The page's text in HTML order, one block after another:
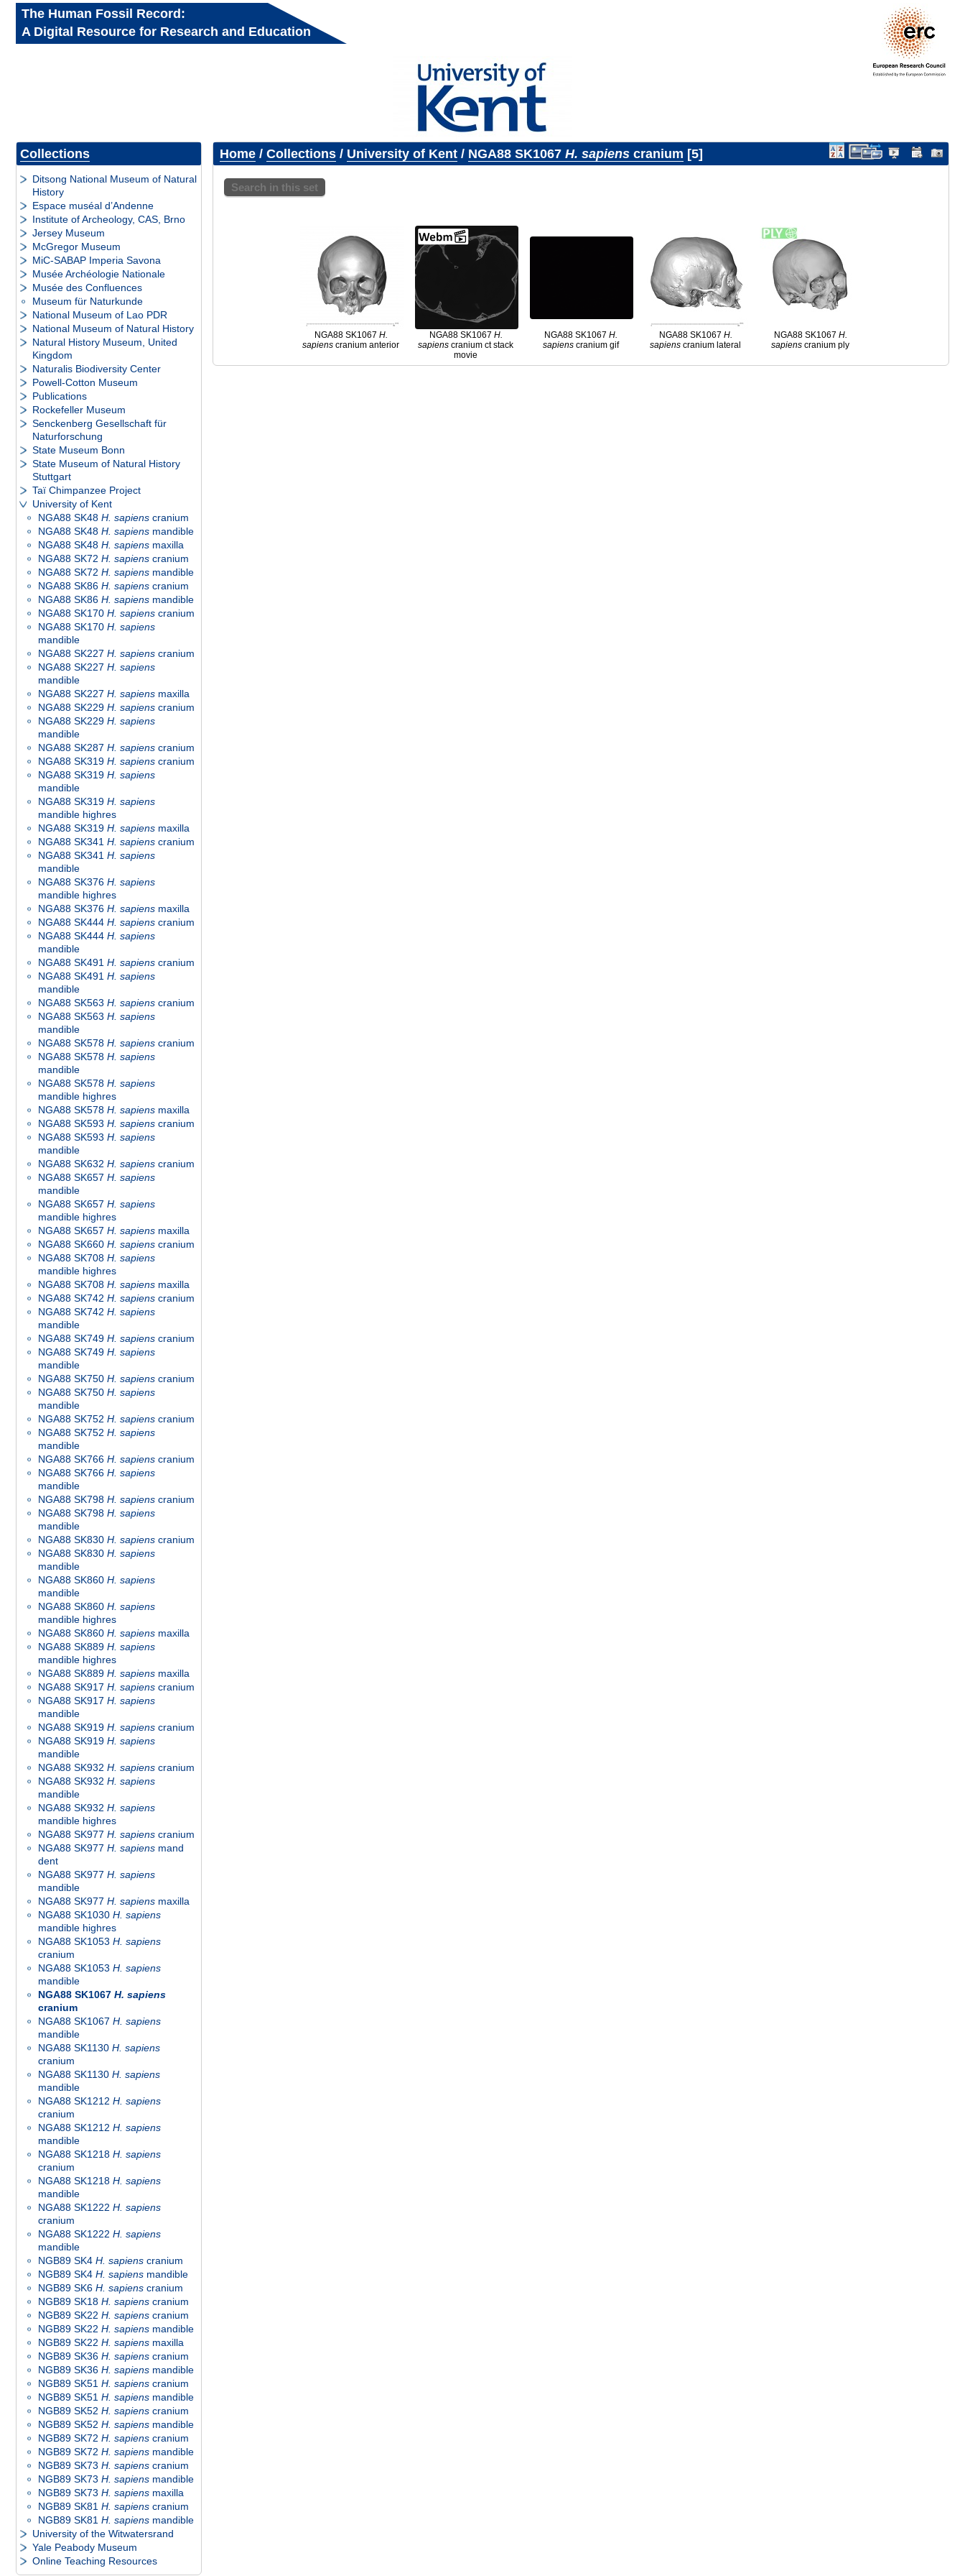
The Human Fossil Record:
A Digital Resource for Research and Education
Collections
Ditsong National Museum of Natural
History
Espace muséal d’Andenne
Institute of Archeology, CAS, Brno
Jersey Museum
McGregor Museum
MiC-SABAP Imperia Savona
Musée Archéologie Nationale
Musée des Confluences
Museum für Naturkunde
National Museum of Lao PDR
National Museum of Natural History
Natural History Museum, United
Kingdom
Naturalis Biodiversity Center
Powell-Cotton Museum
Publications
Rockefeller Museum
Senckenberg Gesellschaft für
Naturforschung
State Museum Bonn
State Museum of Natural History
Stuttgart
Taï Chimpanzee Project
University of Kent
NGA88 SK48 H. sapiens cranium
NGA88 SK48 H. sapiens mandible
NGA88 SK48 H. sapiens maxilla
NGA88 SK72 H. sapiens cranium
NGA88 SK72 H. sapiens mandible
NGA88 SK86 H. sapiens cranium
NGA88 SK86 H. sapiens mandible
NGA88 SK170 H. sapiens cranium
NGA88 SK170 H. sapiens
mandible
NGA88 SK227 H. sapiens cranium
NGA88 SK227 H. sapiens
mandible
NGA88 SK227 H. sapiens maxilla
NGA88 SK229 H. sapiens cranium
NGA88 SK229 H. sapiens
mandible
NGA88 SK287 H. sapiens cranium
NGA88 SK319 H. sapiens cranium
NGA88 SK319 H. sapiens
mandible
NGA88 SK319 H. sapiens
mandible highres
NGA88 SK319 H. sapiens maxilla
NGA88 SK341 H. sapiens cranium
NGA88 SK341 H. sapiens
mandible
NGA88 SK376 H. sapiens
mandible highres
NGA88 SK376 H. sapiens maxilla
NGA88 SK444 H. sapiens cranium
NGA88 SK444 H. sapiens
mandible
NGA88 SK491 H. sapiens cranium
NGA88 SK491 H. sapiens
mandible
NGA88 SK563 H. sapiens cranium
NGA88 SK563 H. sapiens
mandible
NGA88 SK578 H. sapiens cranium
NGA88 SK578 H. sapiens
mandible
NGA88 SK578 H. sapiens
mandible highres
NGA88 SK578 H. sapiens maxilla
NGA88 SK593 H. sapiens cranium
NGA88 SK593 H. sapiens
mandible
NGA88 SK632 H. sapiens cranium
NGA88 SK657 H. sapiens
mandible
NGA88 SK657 H. sapiens
mandible highres
NGA88 SK657 H. sapiens maxilla
NGA88 SK660 H. sapiens cranium
NGA88 SK708 H. sapiens
mandible highres
NGA88 SK708 H. sapiens maxilla
NGA88 SK742 H. sapiens cranium
NGA88 SK742 H. sapiens
mandible
NGA88 SK749 H. sapiens cranium
NGA88 SK749 H. sapiens
mandible
NGA88 SK750 H. sapiens cranium
NGA88 SK750 H. sapiens
mandible
NGA88 SK752 H. sapiens cranium
NGA88 SK752 H. sapiens
mandible
NGA88 SK766 H. sapiens cranium
NGA88 SK766 H. sapiens
mandible
NGA88 SK798 H. sapiens cranium
NGA88 SK798 H. sapiens
mandible
NGA88 SK830 H. sapiens cranium
NGA88 SK830 H. sapiens
mandible
NGA88 SK860 H. sapiens
mandible
NGA88 SK860 H. sapiens
mandible highres
NGA88 SK860 H. sapiens maxilla
NGA88 SK889 H. sapiens
mandible highres
NGA88 SK889 H. sapiens maxilla
NGA88 SK917 H. sapiens cranium
NGA88 SK917 H. sapiens
mandible
NGA88 SK919 H. sapiens cranium
NGA88 SK919 H. sapiens
mandible
NGA88 SK932 H. sapiens cranium
NGA88 SK932 H. sapiens
mandible
NGA88 SK932 H. sapiens
mandible highres
NGA88 SK977 H. sapiens cranium
NGA88 SK977 H. sapiens mand
dent
NGA88 SK977 H. sapiens
mandible
NGA88 SK977 H. sapiens maxilla
NGA88 SK1030 H. sapiens
mandible highres
NGA88 SK1053 H. sapiens
cranium
NGA88 SK1053 H. sapiens
mandible
NGA88 SK1067 H. sapiens
cranium
NGA88 SK1067 H. sapiens
mandible
NGA88 SK1130 H. sapiens
cranium
NGA88 SK1130 H. sapiens
mandible
NGA88 SK1212 H. sapiens
cranium
NGA88 SK1212 H. sapiens
mandible
NGA88 SK1218 H. sapiens
cranium
NGA88 SK1218 H. sapiens
mandible
NGA88 SK1222 H. sapiens
cranium
NGA88 SK1222 H. sapiens
mandible
NGB89 SK4 H. sapiens cranium
NGB89 SK4 H. sapiens mandible
NGB89 SK6 H. sapiens cranium
NGB89 SK18 H. sapiens cranium
NGB89 SK22 H. sapiens cranium
NGB89 SK22 H. sapiens mandible
NGB89 SK22 H. sapiens maxilla
NGB89 SK36 H. sapiens cranium
NGB89 SK36 H. sapiens mandible
NGB89 SK51 H. sapiens cranium
NGB89 SK51 H. sapiens mandible
NGB89 SK52 H. sapiens cranium
NGB89 SK52 H. sapiens mandible
NGB89 SK72 H. sapiens cranium
NGB89 SK72 H. sapiens mandible
NGB89 SK73 H. sapiens cranium
NGB89 SK73 H. sapiens mandible
NGB89 SK73 H. sapiens maxilla
NGB89 SK81 H. sapiens cranium
NGB89 SK81 H. sapiens mandible
University of the Witwatersrand
Yale Peabody Museum
Online Teaching Resources
Home/ Collections/ University of Kent/ NGA88 SK1067 H. sapienscranium 5
Search in this set
NGA88 SK1067 H.
sapiens cranium anterior
NGA88 SK1067 H.
sapiens cranium ct stack
movie
NGA88 SK1067 H.
sapienscranium gif
NGA88 SK1067 H.
sapiens cranium lateral
NGA88 SK1067 H.
sapiens cranium ply